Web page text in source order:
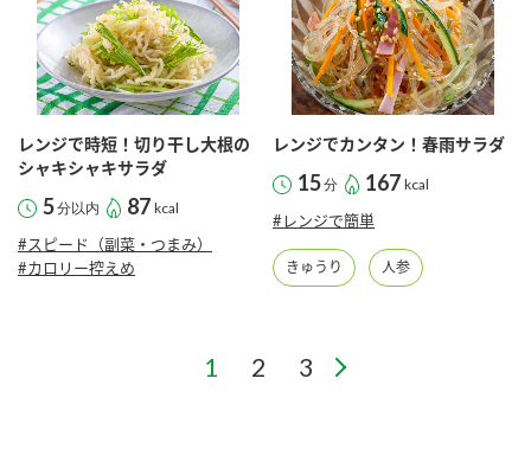
レンジで時短！切り干し大根の
シャキシャキサラダ
5分以内 87 kcal
#スピード（副菜・つまみ）
#カロリー控えめ
レンジでカンタン！春雨サラダ
15分 167 kcal
#レンジで簡単
きゅうり 人参